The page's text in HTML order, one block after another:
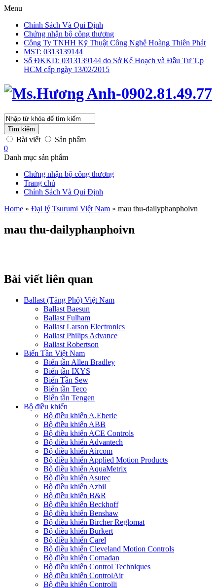
Menu
Chính Sách Và Qui Định
Chứng nhận bộ công thương
Công Ty TNHH Kỹ Thuật Công Nghệ Hoàng Thiên Phát
MST: 0313139144
Số ĐKKD: 0313139144 do Sở Kế Hoạch và Đầu Tư T.p
HCM cấp ngày 13/02/2015
Tìm kiếm
Bài viết
Sản phẩm
0
Danh mục sản phẩm
Chứng nhận bộ công thương
Trang chủ
Chính Sách Và Qui Định
Home » Đại lý Tsurumi Việt Nam » mau thu-dailyphanphoivn
mau thu-dailyphanphoivn
Bài viết liên quan
Ballast (Tăng Phô) Việt Nam
Ballast Baesun
Ballast Fulham
Ballast Larson Electronics
Ballast Philips Advance
Ballast Robertson
Biến Tần Việt Nam
Biến tần Allen Bradley
Biến tần IXYS
Biến Tần Sew
Biến tần Teco
Biến tần Tengen
Bộ điều khiển
Bộ điều khiển A.Eberle
Bộ điều khiển ABB
Bộ điều khiển ACE Controls
Bộ điều khiển Advantech
Bộ điều khiển Aircom
Bộ điều khiển Applied Motion Products
Bộ điều khiển AquaMetrix
Bộ điều khiển Asutec
Bộ điều khiển Azbil
Bộ điều khiển B&R
Bộ điều khiển Beckhoff
Bộ điều khiển Benshaw
Bộ điều khiển Bircher Reglomat
Bộ điều khiển Burkert
Bộ điều khiển Carel
Bộ điều khiển Cleveland Motion Controls
Bộ điều khiển Comadan
Bộ điều khiển Control Techniques
Bộ điều khiển ControlAir
Bộ điều khiển Controlli